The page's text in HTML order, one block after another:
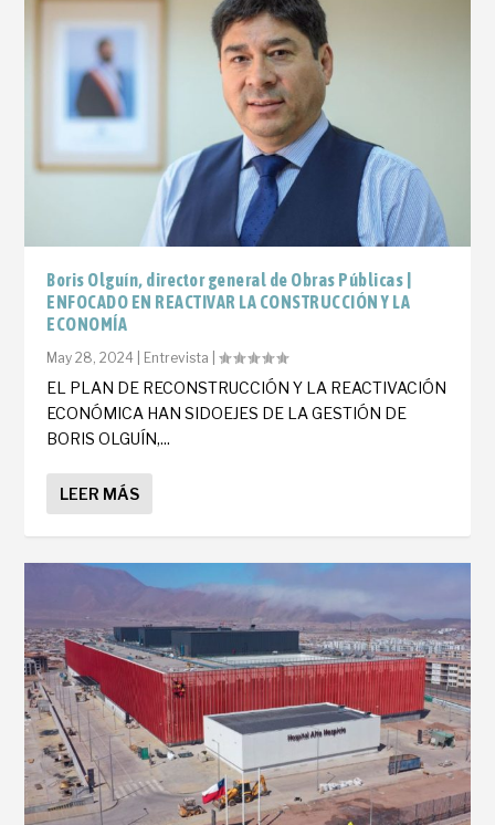
Boris Olguín, director general de Obras Públicas |
ENFOCADO EN REACTIVAR LA CONSTRUCCIÓN Y LA
ECONOMÍA
May 28, 2024 Entrevista |
EL PLAN DE RECONSTRUCCIÓN Y LA REACTIVACIÓN
ECONÓMICA HAN SIDOEJES DE LA GESTIÓN DE
BORIS OLGUÍN,...
LEER MÁS